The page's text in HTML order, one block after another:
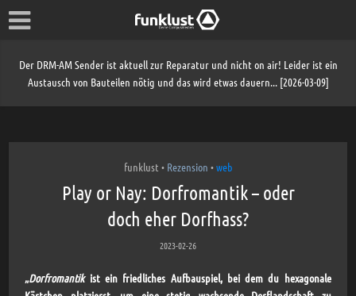
Der DRM-AM Sender ist aktuell zur Reparatur und nicht on air! Leider ist ein
Austausch von Bauteilen nötig und das wird etwas dauern... [2026-03-09]
funklust • Rezension • web
Play or Nay: Dorfromantik – oder
doch eher Dorfhass?
2023-02-26
„Dorfromantikist ein friedliches Aufbauspiel, bei dem du hexagonale